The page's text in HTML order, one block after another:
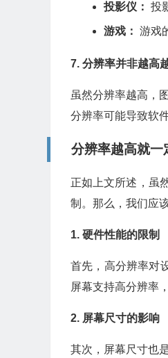
投影仪： 投
游戏： 游戏
7. 分辨率并非越高
虽然分辨率越高，
分辨率可能导致软
分辨率越高就一
正如上文所述，虽
制。那么，我们应
1. 硬件性能的限制
首先，高分辨率对
屏幕支持高分辨率
2. 屏幕尺寸的影响
其次，屏幕尺寸也